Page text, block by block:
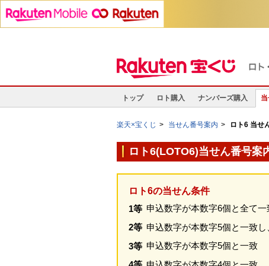
トップ ロト購入 ナンバーズ購入
楽天×宝くじ 当せん番号案内 ロト6 当せ
ロト6(LOTO6)当せん番号案
ロト6の当せん条件
1等 申込数字が本数字6個と全て一
2等 申込数字が本数字5個と一致
3等 申込数字が本数字5個と一致